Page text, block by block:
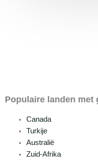
Populaire landen met
Canada
Turkije
Australië
Zuid-Afrika